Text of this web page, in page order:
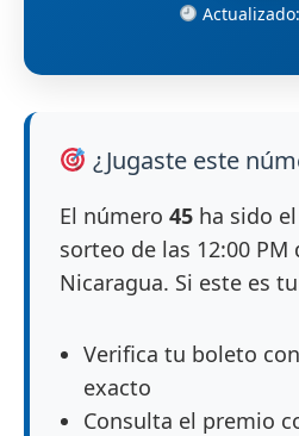
¿Jugaste este
El número 45 ha sido
sorteo de las 12:00 PM
Nicaragua. Si este es
Verifica tu boleto
exacto
Consulta el premio